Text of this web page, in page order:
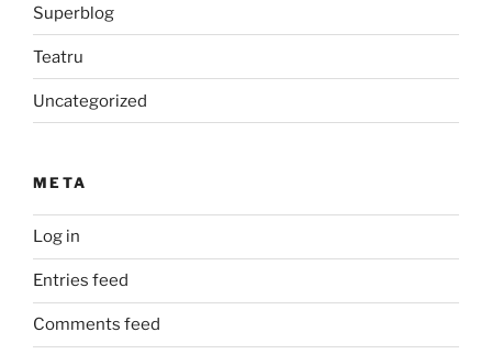
Superblog
Teatru
Uncategorized
META
Log in
Entries feed
Comments feed